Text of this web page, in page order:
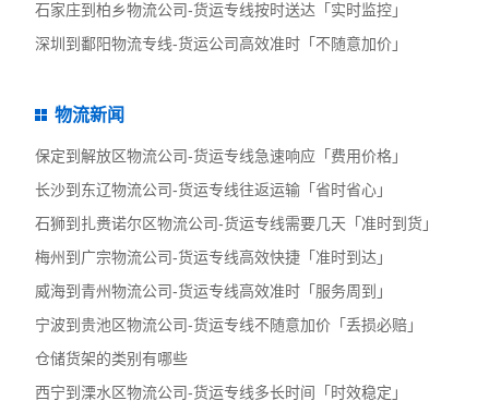
石家庄到柏乡物流公司-货运专线按时送达「实时监控」
深圳到鄱阳物流专线-货运公司高效准时「不随意加价」
物流新闻
保定到解放区物流公司-货运专线急速响应「费用价格」
长沙到东辽物流公司-货运专线往返运输「省时省心」
石狮到扎赉诺尔区物流公司-货运专线需要几天「准时到货」
梅州到广宗物流公司-货运专线高效快捷「准时到达」
威海到青州物流公司-货运专线高效准时「服务周到」
宁波到贵池区物流公司-货运专线不随意加价「丢损必赔」
仓储货架的类别有哪些
西宁到溧水区物流公司-货运专线多长时间「时效稳定」